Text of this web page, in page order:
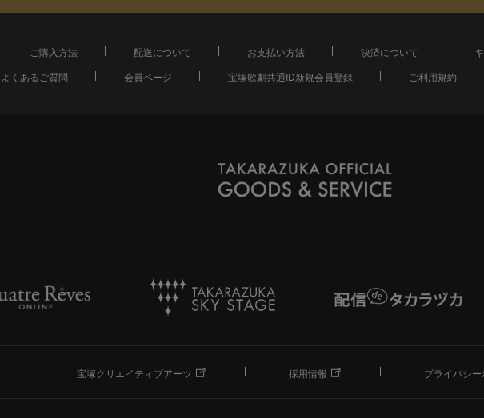
ご購入方法 配送について お支払い方法 決済について
よくあるご質問
会員ページ 宝塚歌劇共通ID新規会員登録 ご利用規約
宝塚クリエイティブアーツ 採用情報 プライバシ